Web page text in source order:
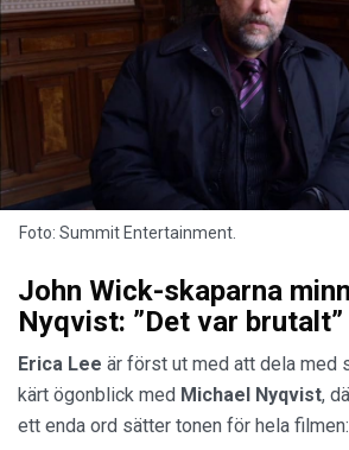
Foto: Summit Entertainment.
John Wick-skaparna
Nyqvist: ”Det var brutalt”
Erica Lee är först ut med att dela med
kärt ögonblick med Michael Nyqvist,
ett enda ord sätter tonen för hela filmen: